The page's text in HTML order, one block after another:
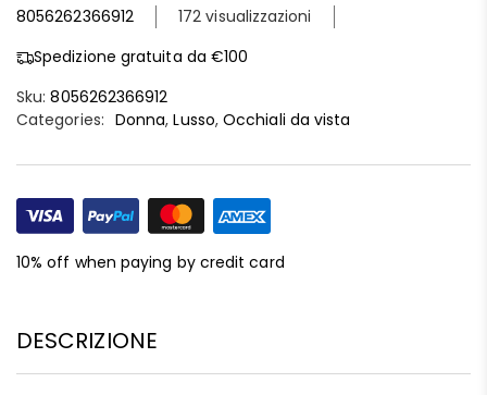
8056262366912
172 visualizzazioni
Spedizione gratuita da €100
Sku: 8056262366912
Categories: Donna,Lusso,Occhiali da vista
10% off when paying by credit card
DESCRIZIONE